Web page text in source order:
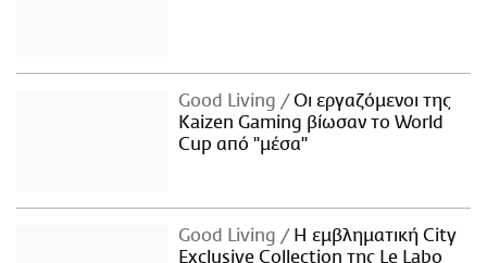
Good Living
Οι εργαζόμενοι της
Kaizen Gaming βίωσαν το World
Cup από "μέσα"
Good Living
Η εμβληματική City
Exclusive Collection της Le Labo